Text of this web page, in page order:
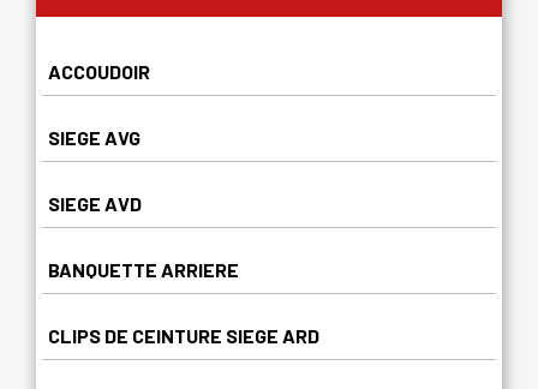
ACCOUDOIR
SIEGE AVG
SIEGE AVD
BANQUETTE ARRIERE
CLIPS DE CEINTURE SIEGE ARD